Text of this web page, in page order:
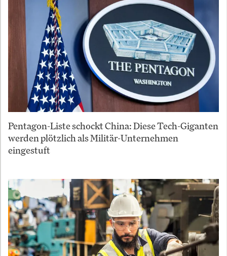
Pentagon-Liste schockt China: Diese Tech-Giganten
werden plötzlich als Militär-Unternehmen
eingestuft